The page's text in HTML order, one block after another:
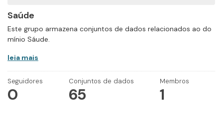
Saúde
Este grupo armazena conjuntos de dados relacionados ao do
mínio Sáude.
leia mais
Seguidores
0
Conjuntos de dados
65
Membros
1